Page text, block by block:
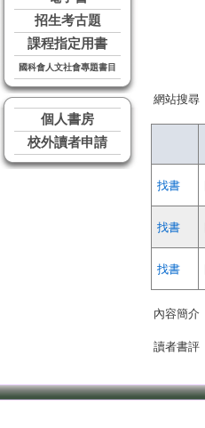
招生考古題
課程指定用書
國科會人文社會專題書目
個人書房
校外讀者申請
網站搜尋
找書
找書
找書
內容簡介
讀者書評